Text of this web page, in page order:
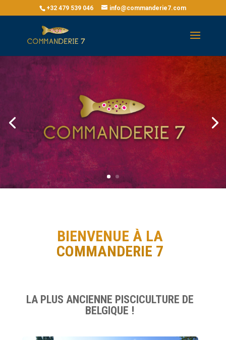
+32 479 539 046 info@commanderie7.com
BIENVENUE À LA
COMMANDERIE 7
LA PLUS ANCIENNE PISCICULTURE DE
BELGIQUE !